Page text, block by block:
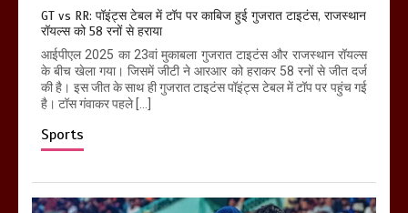
GT vs RR: पॉइंट्स टेबल में टॉप पर काबिज हुई गुजरात टाइटंस, राजस्थान
रॉयल्स को 58 रनों से हराया
आईपीएल 2025 का 23वां मुकाबला गुजरात टाइटंस और राजस्थान रॉयल्स
के बीच खेला गया। जिसमें जीटी ने आरआर को हराकर 58 रनों से जीत दर्ज
की है। इस जीत के साथ ही गुजरात टाइटंस पॉइंट्स टेबल में टॉप पर पहुंच गई
है। टॉस गंवाकर पहले […]
Sports